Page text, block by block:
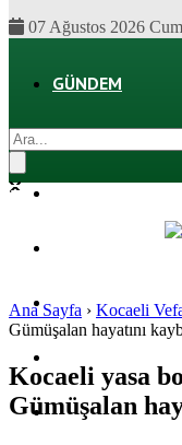
07 Ağustos 2026 Cum
GÜNDEM
SPOR
SAĞLIK
Ana Sayfa › Kocaeli
Gümüşalan hayatını
Kocaeli yasa
Gümüşalan